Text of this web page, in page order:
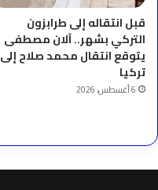
قبل انتقاله إلى طرابزون
التركي بشهر.. آلان مصطفى
يتوقع انتقال محمد صلاح إلى
تركيا
6 أغسطس، 2026